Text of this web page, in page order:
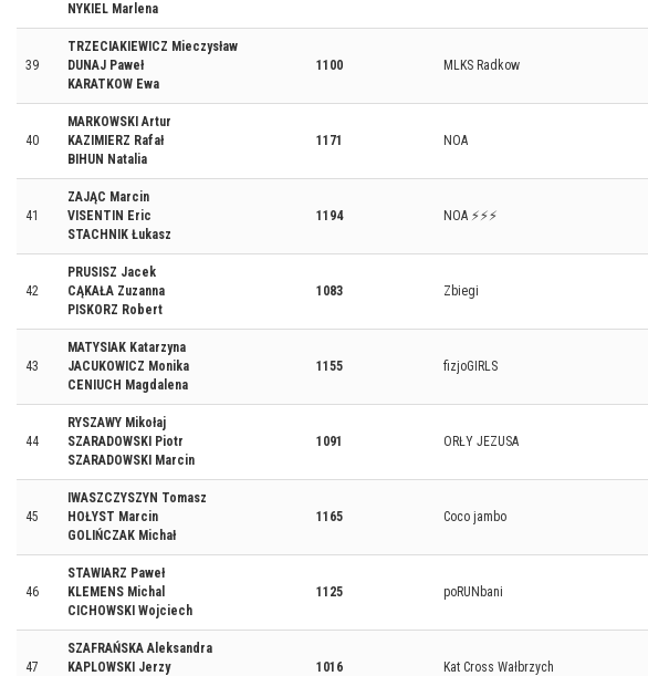
NYKIEL Marlena
39
TRZECIAKIEWICZ Mieczysław
DUNAJ Paweł
KARATKOW Ewa
1100 MLKS Radkow
40
MARKOWSKI Artur
KAZIMIERZ Rafał
BIHUN Natalia
1171 NOA
41
ZAJĄC Marcin
VISENTIN Eric
STACHNIK Łukasz
1194 NOA ⚡⚡⚡
42
PRUSISZ Jacek
CĄKAŁA Zuzanna
PISKORZ Robert
1083 Zbiegi
43
MATYSIAK Katarzyna
JACUKOWICZ Monika
CENIUCH Magdalena
1155 fizjoGIRLS
44
RYSZAWY Mikołaj
SZARADOWSKI Piotr
SZARADOWSKI Marcin
1091 ORŁY JEZUSA
45
IWASZCZYSZYN Tomasz
HOŁYST Marcin
GOLIŃCZAK Michał
1165 Coco jambo
46
STAWIARZ Paweł
KLEMENS Michal
CICHOWSKI Wojciech
1125 poRUNbani
47
SZAFRAŃSKA Aleksandra
KAPLOWSKI Jerzy
1016 Kat Cross Wałbrzych